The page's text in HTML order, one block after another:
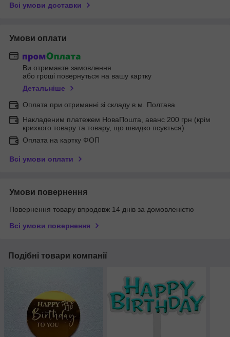
Всі умови доставки
Умови оплати
Ви отримаєте замовлення
або гроші повернуться на вашу картку
Детальніше
Оплата при отриманні зі складу в м. Полтава
Накладеним платежем НоваПошта, аванс 200 грн (крім
крихкого товару та товару, що швидко псується)
Оплата на картку ФОП
Всі умови оплати
Умови повернення
Повернення товару впродовж 14 днів за домовленістю
Всі умови повернення
Подібні товари компанії